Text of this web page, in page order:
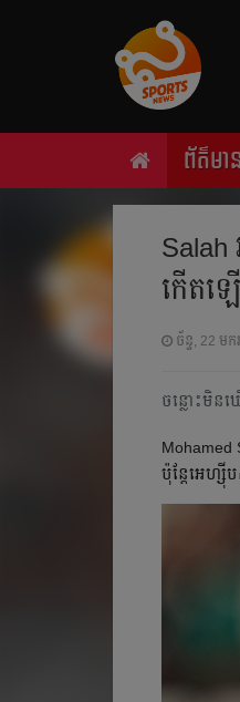
ព័ត៌មា
កើតឡ
ច័ន្ទ, 22 មក
ចន្លោះមិន
ប៉ុន្តែអេហ្ស៊ី